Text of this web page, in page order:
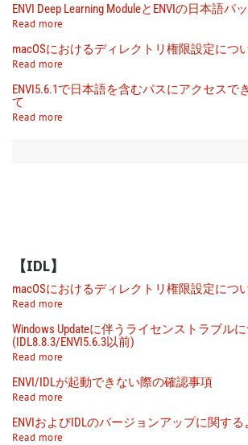
ENVI Deep Learning ModuleとENVIの日本語
Read more
macOSにおけるディレクトリ権限設定につ
Read more
ENVI5.6.1で日本語を含むパスにアクセスで
て
Read more
【IDL】
macOSにおけるディレクトリ権限設定につ
Read more
Windows Updateに伴うライセンストラブル
(IDL8.8.3/ENVI5.6.3以前)
Read more
ENVI/IDLが起動できない際の確認事項
Read more
ENVIおよびIDLのバージョンアップに関す
Read more